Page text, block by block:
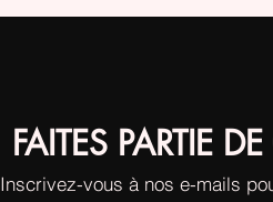
FAITES PARTIE
Inscrivez-vous à nos e-mails